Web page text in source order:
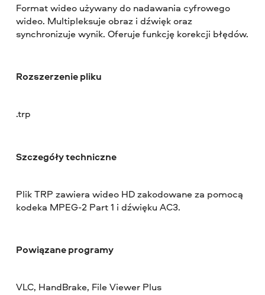
Format wideo używany do nadawania cyfrowego
wideo. Multipleksuje obraz i dźwięk oraz
synchronizuje wynik. Oferuje funkcję korekcji błędów.
Rozszerzenie pliku
.trp
Szczegóły techniczne
Plik TRP zawiera wideo HD zakodowane za pomocą
kodeka MPEG-2 Part 1 i dźwięku AC3.
Powiązane programy
VLC, HandBrake, File Viewer Plus